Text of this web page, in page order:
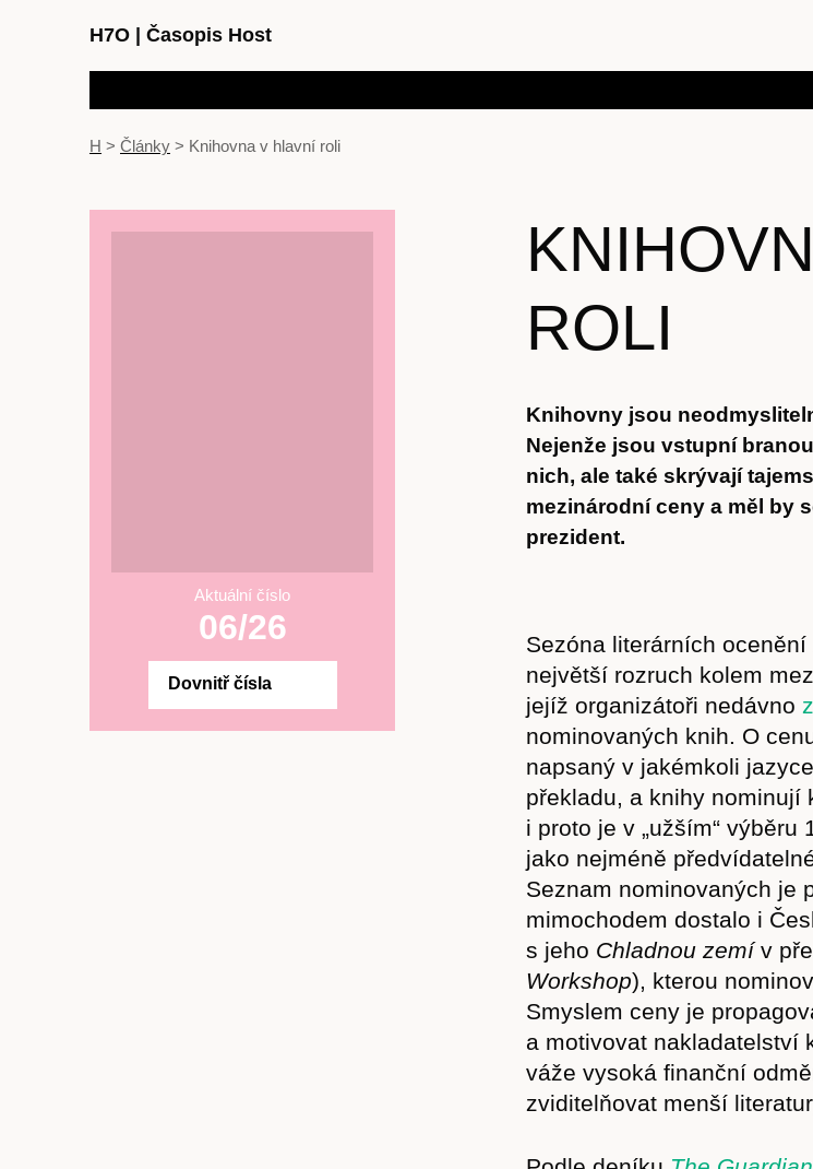
H7O Časopis Host
H > Články > Knihovna v hlavní roli
Aktuální číslo
06/26
Dovnitř čísla
ROLI
Knihovny jsou
Nejenže jsou vstupní
nich, ale také skrývají
mezinárodní ceny a měl by
prezident.
Sezóna literárních
největší rozruch kolem
jejíž organizátoři nedávno
nominovaných knih. O
napsaný v jakémkoli
překladu, a knihy nominují
i proto je v „užším“
jako nejméně
Seznam nominovaných je
mimochodem dostalo i
s jeho Chladnou zemív
Workshop), kterou
Smyslem ceny je
a motivovat
váže vysoká finanční
zviditelňovat menší